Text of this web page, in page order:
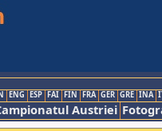
ENG ESP FAI FIN FRA GER GRE INA
Austriei